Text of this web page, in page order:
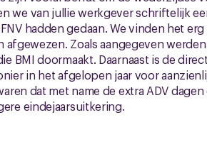
we van jullie werkgever schriftelijk
hadden gedaan. We vinden het
Zoals aangegeven
BMI doormaakt. Daarnaast is de
in het afgelopen jaar voor
dat met name de extra ADV
eindejaarsuitkering.